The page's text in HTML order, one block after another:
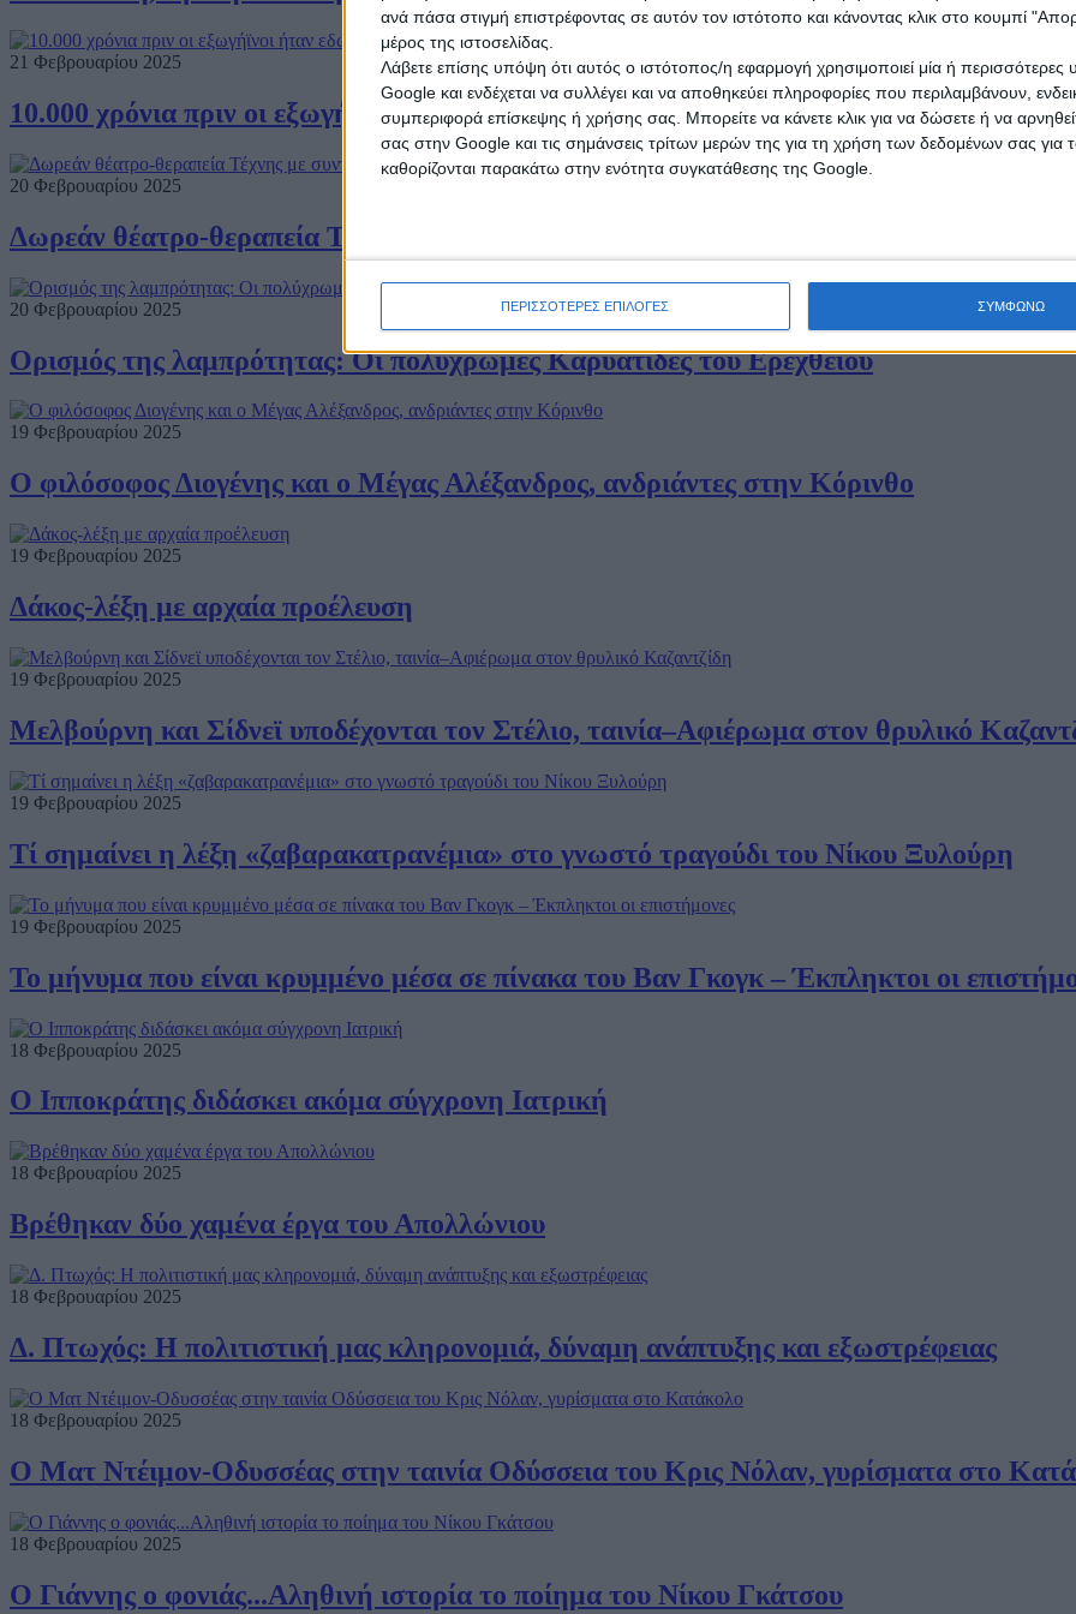
ανά πάσα στιγμή επιστρέφοντας σε αυτόν τον ιστότοπο και κάνοντας κλικ στο κουμπί
μέρος της ιστοσελίδας.
Λάβετε επίσης υπόψη ότι αυτός ο ιστότοπος/η εφαρμογή χρησιμοποιεί μία ή περισσότερες
Google και ενδέχεται να συλλέγει και να αποθηκεύει πληροφορίες που περιλαμβάνουν,
συμπεριφορά επίσκεψης ή χρήσης σας. Μπορείτε να κάνετε κλικ για να δώσετε ή να
σας στην Google και τις σημάνσεις τρίτων μερών της για τη χρήση των δεδομένων σας
καθορίζονται παρακάτω στην ενότητα συγκατάθεσης της Google.
ΠΕΡΙΣΣΟΤΕΡΕΣ ΕΠΙΛΟΓΕΣ ΣΥΜΦΩΝΩ
21 Φεβρουαρίου 2025
10.000 χρόνια πριν οι εξωγήϊνοι ήταν εδώ
20 Φεβρουαρίου 2025
Δωρεάν θέατρο-θεραπεία Τέχνης με συνταγή γιατρού – Ψηφίστηκε στη Βουλή
20 Φεβρουαρίου 2025
Ορισμός της λαμπρότητας: Οι πολύχρωμες Καρυάτιδες του Ερεχθείου
19 Φεβρουαρίου 2025
Ο φιλόσοφος Διογένης και ο Μέγας Αλέξανδρος, ανδριάντες στην Κόρινθο
19 Φεβρουαρίου 2025
Δάκος-λέξη με αρχαία προέλευση
19 Φεβρουαρίου 2025
Μελβούρνη και Σίδνεϊ υποδέχονται τον Στέλιο, ταινία–Αφιέρωμα στον θρυλικό
19 Φεβρουαρίου 2025
Τί σημαίνει η λέξη «ζαβαρακατρανέμια» στο γνωστό τραγούδι του Νίκου Ξυλούρη
19 Φεβρουαρίου 2025
Το μήνυμα που είναι κρυμμένο μέσα σε πίνακα του Βαν Γκογκ – Έκπληκτοι οι
18 Φεβρουαρίου 2025
Ο Ιπποκράτης διδάσκει ακόμα σύγχρονη Ιατρική
18 Φεβρουαρίου 2025
Βρέθηκαν δύο χαμένα έργα του Απολλώνιου
18 Φεβρουαρίου 2025
Δ. Πτωχός: Η πολιτιστική μας κληρονομιά, δύναμη ανάπτυξης και εξωστρέφειας
18 Φεβρουαρίου 2025
Ο Ματ Ντέιμον-Οδυσσέας στην ταινία Οδύσσεια του Κρις Νόλαν, γυρίσματα στο
18 Φεβρουαρίου 2025
Ο Γιάννης ο φονιάς...Αληθινή ιστορία το ποίημα του Νίκου Γκάτσου